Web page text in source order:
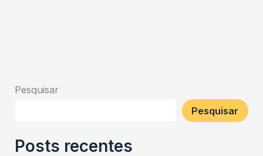
Pesquisar
Pesquisar
Posts recentes